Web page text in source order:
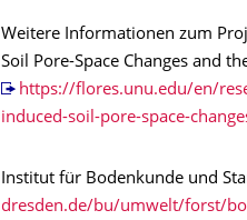
Weitere Informationen zum
Soil Pore-Space Changes and
https://flores.unu.edu/en/
induced-soil-pore-space-
Institut für Bodenkunde und
dresden.de/bu/umwelt/forst/